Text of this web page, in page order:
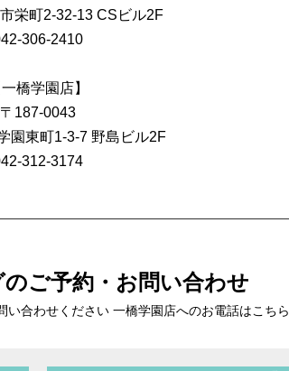
栄町2-32-13 CSビル2F
306-2410
一橋学園店】
〒187-0043
園東町1-3-7 野島ビル2F
312-3174
のご予約・お問い合わせ
い合わせください 一橋学園店へのお電話はこちら